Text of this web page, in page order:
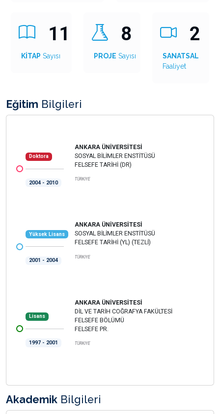
11
KİTAP Sayısı
8
PROJE Sayısı
2
SANATSAL
Faaliyet
Eğitim Bilgileri
Doktora
2004 - 2010
ANKARA ÜNİVERSİTESİ
SOSYAL BİLİMLER ENSTİTÜSÜ
FELSEFE TARİHİ (DR)
TÜRKİYE
Yüksek Lisans
2001 - 2004
ANKARA ÜNİVERSİTESİ
SOSYAL BİLİMLER ENSTİTÜSÜ
FELSEFE TARİHİ (YL) (TEZLİ)
TÜRKİYE
Lisans
1997 - 2001
ANKARA ÜNİVERSİTESİ
DİL VE TARİH COĞRAFYA FAKÜLTESİ
FELSEFE BÖLÜMÜ
FELSEFE PR.
TÜRKİYE
Akademik Bilgileri